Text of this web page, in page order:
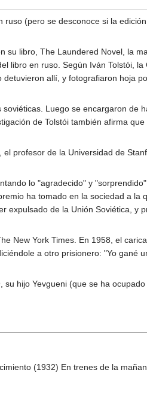
ruso (pero se desconoce si la
su libro, The Laundered Novel, la
libro en ruso. Según Iván Tolstói, la
allí, y fotografiaron hoja
Luego se encargaron de
de Tolstói también afirma
profesor de la Universidad de
lo "agradecido" y
ha tomado en la sociedad a la
expulsado de la Unión Soviética, y
New York Times. En 1958, el
a otro prisionero: "Yo gané
hijo Yevgueni (que se ha
(1932) En trenes de la